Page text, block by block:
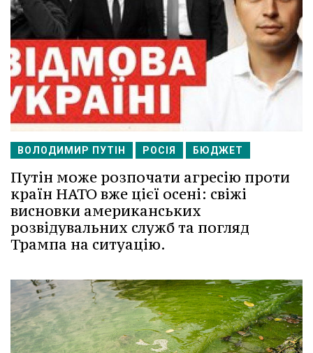
ВОЛОДИМИР ПУТІН РОСІЯ БЮДЖЕТ
Путін може розпочати агресію проти
країн НАТО вже цієї осені: свіжі
висновки американських
розвідувальних служб та погляд
Трампа на ситуацію.